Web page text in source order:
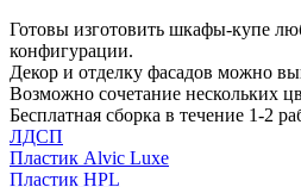
Готовы изготовить шкафы-купе
конфигурации.
Декор и отделку фасадов можно
Возможно сочетание нескольких
Бесплатная сборка в течение 1-2
ЛДСП
Пластик Alvic Luxe
Пластик HPL